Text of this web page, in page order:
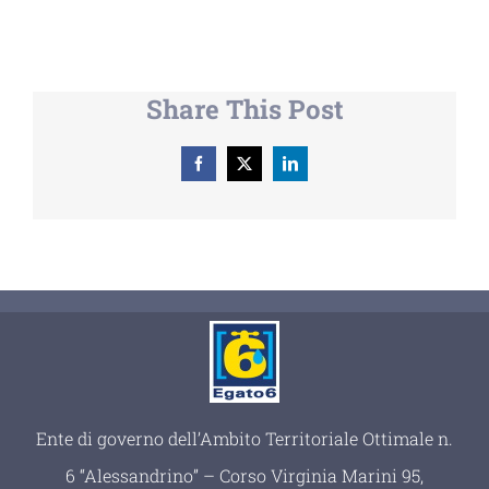
Share This Post
Facebook
X LinkedIn
Ente di governo dell’Ambito Territoriale Ottimale n.
6 “Alessandrino” – Corso Virginia Marini 95,